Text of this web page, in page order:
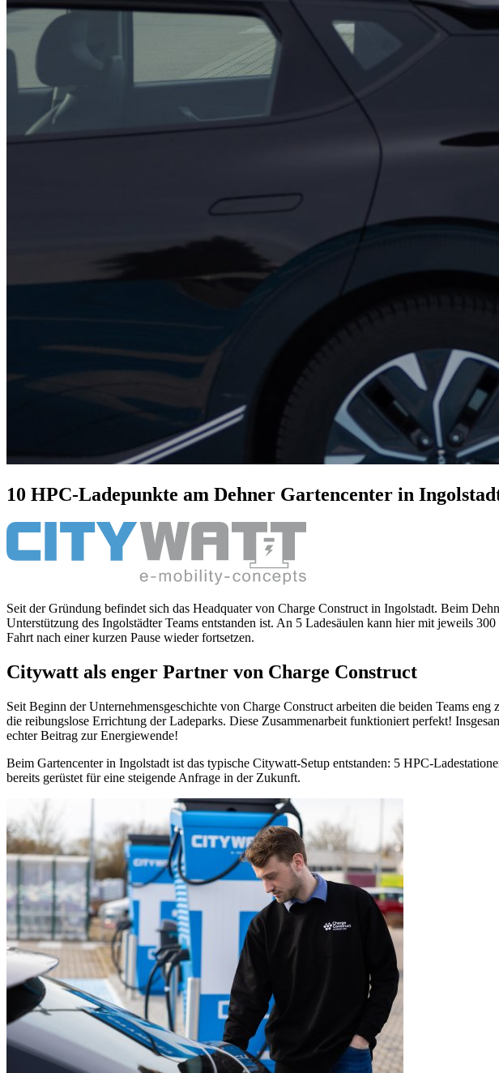
10 HPC-Ladepunkte am Dehner Gartencenter in
Seit der Gründung befindet sich das Headquater von Charge Construct in Ingolstadt. Beim
Unterstützung des Ingolstädter Teams entstanden ist. An 5 Ladesäulen kann hier mit jeweils
Fahrt nach einer kurzen Pause wieder fortsetzen.
Citywatt als enger Partner von Charge Construct
Seit Beginn der Unternehmensgeschichte von Charge Construct arbeiten die beiden Teams
die reibungslose Errichtung der Ladeparks. Diese Zusammenarbeit funktioniert perfekt!
echter Beitrag zur Energiewende!
Beim Gartencenter in Ingolstadt ist das typische Citywatt-Setup entstanden: 5 HPC-
bereits gerüstet für eine steigende Anfrage in der Zukunft.